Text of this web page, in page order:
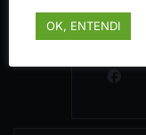
OK, ENTENDI